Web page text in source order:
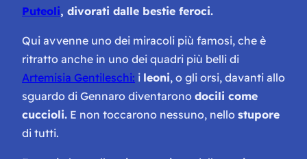
Puteoli, divorati dalle bestie feroci.
Qui avvenne uno dei miracoli più famosi, che è
ritratto anche in uno dei quadri più belli di
Artemisia Gentileschi: i leoni, o gli orsi, davanti allo
sguardo di Gennaro diventarono docili come
cuccioli. E non toccarono nessuno, nello stupore
di tutti.